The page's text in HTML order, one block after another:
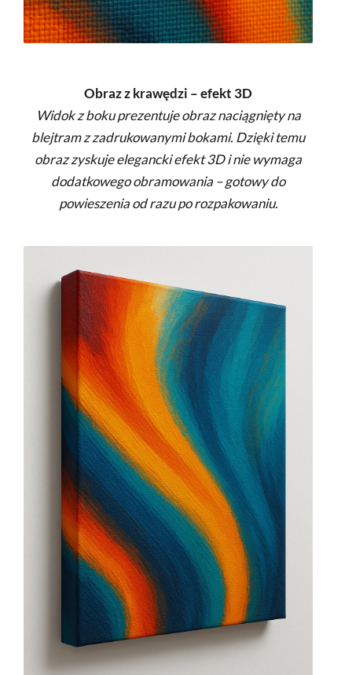
Obraz z krawędzi – efekt 3D
Widok z boku prezentuje obraz naciągnięty na
blejtram z zadrukowanymi bokami. Dzięki temu
obraz zyskuje elegancki efekt 3D i nie wymaga
dodatkowego obramowania – gotowy do
powieszenia od razu po rozpakowaniu.